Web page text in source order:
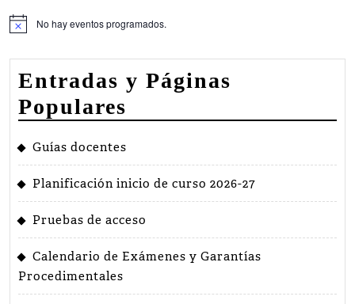
Aviso No hay eventos programados.
Entradas y Páginas
Populares
Guías docentes
Planificación inicio de curso 2026-27
Pruebas de acceso
Calendario de Exámenes y Garantías
Procedimentales